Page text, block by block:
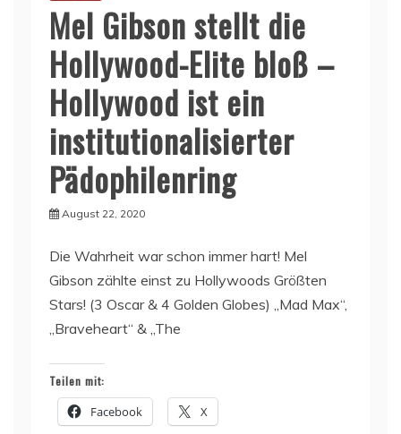
Mel Gibson stellt die
Hollywood-Elite bloß –
Hollywood ist ein
institutionalisierter
Pädophilenring
August 22, 2020
Die Wahrheit war schon immer hart! Mel
Gibson zählte einst zu Hollywoods Größten
Stars! (3 Oscar & 4 Golden Globes) „Mad Max“,
„Braveheart“ & „The
Teilen mit:
Facebook X